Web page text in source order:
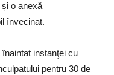
o anexă
învecinat.
instanţei cu
pentru 30 de